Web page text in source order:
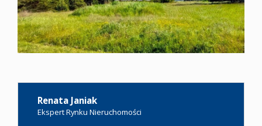
Zgłoś
Renata Janiak
Ekspert Rynku Nieruchomości